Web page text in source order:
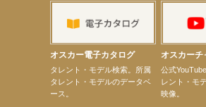
【elfin’】【辻美優】8月28日（金）「辻美優(elfin’)グレイテスト
【elfin’】9月27日（日）「Beauty Voice Theater Reboot Vol.3
【本田紗来】「Ray」9月号発売中！
【宇垣美里】「マンガ【推しの子】展‐星のキセキ‐」オープニン
オスカー電子カタログ
タレント・モデル検索。所属
タレント・モデルのデータベ
ース。
オスカーチ
公式
レント・モ
映像。